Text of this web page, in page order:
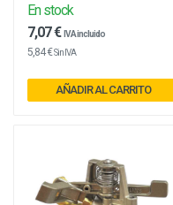
En stock
7,07 € IVA incluido
5,84 €Sin IVA
AÑADIR AL CARRITO